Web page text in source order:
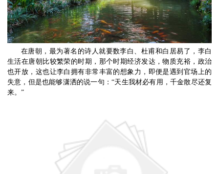
在唐朝，最为著名的诗人就要数李白、杜甫和白居易了，李白
生活在唐朝比较繁荣的时期，那个时期经济发达，物质充裕，政治
也开放，这也让李白拥有非常丰富的想象力，即便是遇到官场上的
失意，但是也能够潇洒的说一句：“天生我材必有用，千金散尽还复
来。”